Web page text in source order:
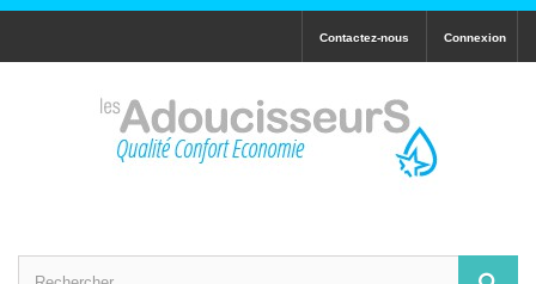
Connexion
Contactez-nous